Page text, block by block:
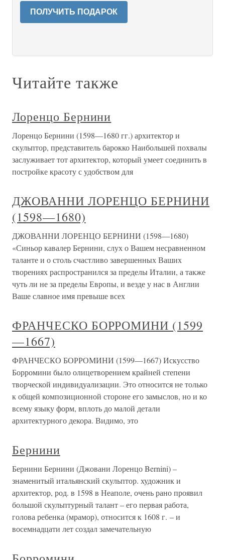
ПОЛУЧИТЬ ПОДАРОК
Читайте также
Лоренцо Бернини
Лоренцо Бернини (1598—1680 гг.) архитектор и
скульптор, представитель барокко Наибольшей похвалы
заслуживает тот архитектор, который умеет соединить в
постройке красоту с удобством для
ДЖОВАННИ ЛОРЕНЦО БЕРНИНИ
(1598—1680)
ДЖОВАННИ ЛОРЕНЦО БЕРНИНИ (1598—1680)
«Синьор кавалер Бернини, слух о Вашем несравненном
таланте и о столь счастливо завершенных Ваших
творениях распространился за пределы Италии, а также
чуть ли не за пределы Европы, и везде у нас в Англии
Ваше славное имя превыше всех
ФРАНЧЕСКО БОРРОМИНИ (1599
—1667)
ФРАНЧЕСКО БОРРОМИНИ (1599—1667) Искусство
Борромини было олицетворением крайней степени
творческой индивидуализации. Это относится не только
к общей композиционной стороне его замыслов, но и ко
всему языку форм, вплоть до малой детали
архитектурного декора. Видимо, это
Бернини
Бернини Бернини (Джовани Лоренцо Bernini) –
знаменитый итальянский скульптор. художник и
архитектор, род. в 1598 в Неаполе, очень рано проявил
большой скульптурный талант – его первая работа,
голова ребенка (мрамор), относится к 1608 г. – и
восемнадцати лет создал замечательную